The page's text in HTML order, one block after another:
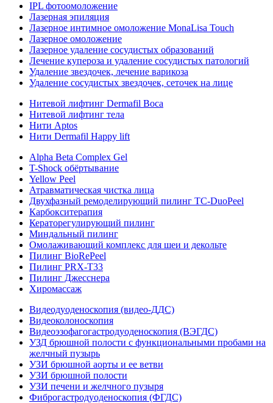
IPL фотоомоложение
Лазерная эпиляция
Лазерное интимное омоложение MonaLisa Touch
Лазерное омоложение
Лазерное удаление сосудистых образований
Лечение купероза и удаление сосудистых патологий
Удаление звездочек, лечение варикоза
Удаление сосудистых звездочек, сеточек на лице
Нитевой лифтинг Dermafil Boca
Нитевой лифтинг тела
Нити Aptos
Нити Dermafil Happy lift
Alpha Beta Complex Gel
T-Shock обёртывание
Yellow Peel
Атравматическая чистка лица
Двухфазный ремоделирующий пилинг TC-DuoPeel
Карбокситерапия
Кераторегулирующий пилинг
Миндальный пилинг
Омолаживающий комплекс для шеи и декольте
Пилинг BioRePeel
Пилинг PRX-T33
Пилинг Джесснера
Хиромассаж
Видеодуоденоскопия (видео-ДДС)
Видеоколоноскопия
Видеоэзофагогастродуоденоскопия (ВЭГДС)
УЗД брюшной полости с функциональными пробами на
желчный пузырь
УЗИ брюшной аорты и ее ветви
УЗИ брюшной полости
УЗИ печени и желчного пузыря
Фиброгастродуоденоскопия (ФГДС)